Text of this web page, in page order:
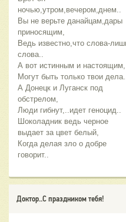
ночью,утром,вечером,днем..
Вы не верьте данайцам,дары
приносящим,
Ведь известно,что слова-
слова..
А вот истинным и настоящим,
Могут быть только твои дела..
А Донецк и Луганск под
обстрелом,
Люди гибнут,..идет геноцид..
Шоколадник ведь черное
выдает за цвет белый,
Когда делая зло о добре
говорит..
Доктор..С праздником тебя!